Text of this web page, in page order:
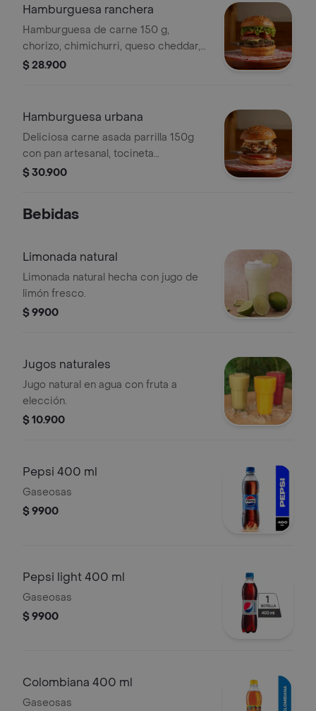
Hamburguesa ranchera
Hamburguesa de carne 150 g,
chorizo, chimichurri, queso cheddar,
tomate, lechuga, cebolla y salsas.
$ 28.900
Hamburguesa urbana
Deliciosa carne asada parrilla 150g
con pan artesanal, tocineta
caramelizada, cebolla, tomate, ripio
$ 30.900
Bebidas
Limonada natural
Limonada natural hecha con jugo de
limón fresco.
$ 9900
Jugos naturales
Jugo natural en agua con fruta a
elección.
$ 10.900
Pepsi 400 ml
Gaseosas
$ 9900
Pepsi light 400 ml
Gaseosas
$ 9900
Colombiana 400 ml
Gaseosas